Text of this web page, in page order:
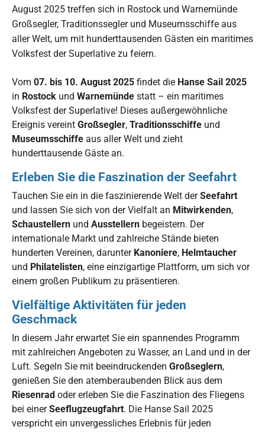
August 2025 treffen sich in Rostock und Warnemünde
Großsegler, Traditions­segler und Museumsschiffe aus
aller Welt, um mit hundert­tausenden Gästen ein maritimes
Volksfest der Superlative zu feiern.
Vom 07. bis 10. August 2025 findet die Hanse Sail 2025
in Rostock und Warnemünde statt – ein maritimes
Volksfest der Superlative! Dieses außergewöhnliche
Ereignis vereint Großsegler, Traditionsschiffe und
Museumsschiffe aus aller Welt und zieht
hunderttausende Gäste an.
Erleben Sie die Faszination der Seefahrt
Tauchen Sie ein in die faszinierende Welt derSeefahrt
und lassen Sie sich von der Vielfalt an Mitwirkenden,
Schaustellern und Ausstellern begeistern. Der
internationale Markt und zahlreiche Stände bieten
hunderten Vereinen, darunter Kanoniere, Helmtaucher
und Philatelisten, eine einzigartige Plattform, um sich vor
einem großen Publikum zu präsentieren.
Vielfältige Aktivitäten für jeden
Geschmack
In diesem Jahr erwartet Sie ein spannendes Programm
mit zahlreichen Angeboten zu Wasser, an Land und in der
Luft. Segeln Sie mit beeindruckenden Großseglern,
genießen Sie den atemberaubenden Blick aus dem
Riesenrad oder erleben Sie die Faszination des Fliegens
bei einerSeeflugzeugfahrt. Die Hanse Sail 2025
verspricht ein unvergessliches Erlebnis für jeden